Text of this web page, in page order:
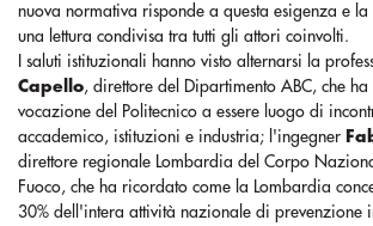
nuova normativa risponde a questa esigenza e
una lettura condivisa tra tutti gli attori coinvolti.
I saluti istituzionali hanno visto alternarsi la
Capello , direttore del Dipartimento ABC, che
vocazione del Politecnico a essere luogo di
accademico, istituzioni e industria; l'ingegner
direttore regionale Lombardia del Corpo
Fuoco, che ha ricordato come la Lombardia
30% dell'intera attività nazionale di prevenzione